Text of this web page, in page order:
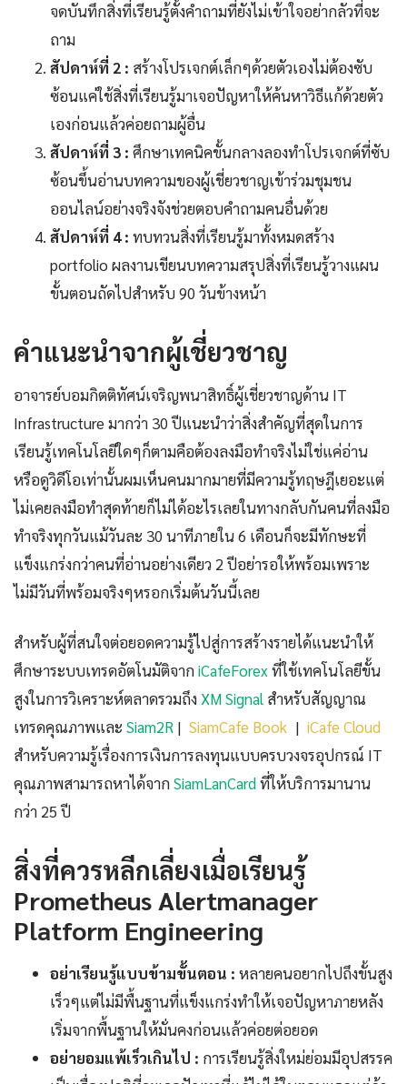
จดบันทึกสิ่งที่เรียนรู้ตั้งคำถามที่ยังไม่เข้าใจอย่ากลัวที่จะ
ถาม
สัปดาห์ที่ 2 : สร้างโปรเจกต์เล็กๆด้วยตัวเองไม่ต้องซับ
ซ้อนแค่ใช้สิ่งที่เรียนรู้มาเจอปัญหาให้ค้นหาวิธีแก้ด้วยตัว
เองก่อนแล้วค่อยถามผู้อื่น
สัปดาห์ที่ 3 : ศึกษาเทคนิคขั้นกลางลองทำโปรเจกต์ที่ซับ
ซ้อนขึ้นอ่านบทความของผู้เชี่ยวชาญเข้าร่วมชุมชน
ออนไลน์อย่างจริงจังช่วยตอบคำถามคนอื่นด้วย
สัปดาห์ที่ 4 : ทบทวนสิ่งที่เรียนรู้มาทั้งหมดสร้าง
portfolio ผลงานเขียนบทความสรุปสิ่งที่เรียนรู้วางแผน
ขั้นตอนถัดไปสำหรับ 90 วันข้างหน้า
คำแนะนำจากผู้เชี่ยวชาญ
อาจารย์บอมกิตติทัศน์เจริญพนาสิทธิ์ผู้เชี่ยวชาญด้าน IT
Infrastructure มากว่า 30 ปีแนะนำว่าสิ่งสำคัญที่สุดในการ
เรียนรู้เทคโนโลยีใดๆก็ตามคือต้องลงมือทำจริงไม่ใช่แค่อ่าน
หรือดูวิดีโอเท่านั้นผมเห็นคนมากมายที่มีความรู้ทฤษฎีเยอะแต่
ไม่เคยลงมือทำสุดท้ายก็ไม่ได้อะไรเลยในทางกลับกันคนที่ลงมือ
ทำจริงทุกวันแม้วันละ 30 นาทีภายใน 6 เดือนก็จะมีทักษะที่
แข็งแกร่งกว่าคนที่อ่านอย่างเดียว 2 ปีอย่ารอให้พร้อมเพราะ
ไม่มีวันที่พร้อมจริงๆหรอกเริ่มต้นวันนี้เลย
สำหรับผู้ที่สนใจต่อยอดความรู้ไปสู่การสร้างรายได้แนะนำให้
ศึกษาระบบเทรดอัตโนมัติจากiCafeForex ที่ใช้เทคโนโลยีขั้น
สูงในการวิเคราะห์ตลาดรวมถึง XM Signal สำหรับสัญญาณ
เทรดคุณภาพและ Siam2R | SiamCafe Book | iCafe Cloud
สำหรับความรู้เรื่องการเงินการลงทุนแบบครบวงจรอุปกรณ์ IT
คุณภาพสามารถหาได้จากSiamLanCardที่ให้บริการมานาน
กว่า 25 ปี
สิ่งที่ควรหลีกเลี่ยงเมื่อเรียนรู้
Prometheus Alertmanager
Platform Engineering
อย่าเรียนรู้แบบข้ามขั้นตอน : หลายคนอยากไปถึงขั้นสูง
เร็วๆแต่ไม่มีพื้นฐานที่แข็งแกร่งทำให้เจอปัญหาภายหลัง
เริ่มจากพื้นฐานให้มั่นคงก่อนแล้วค่อยต่อยอด
อย่ายอมแพ้เร็วเกินไป : การเรียนรู้สิ่งใหม่ย่อมมีอุปสรรค